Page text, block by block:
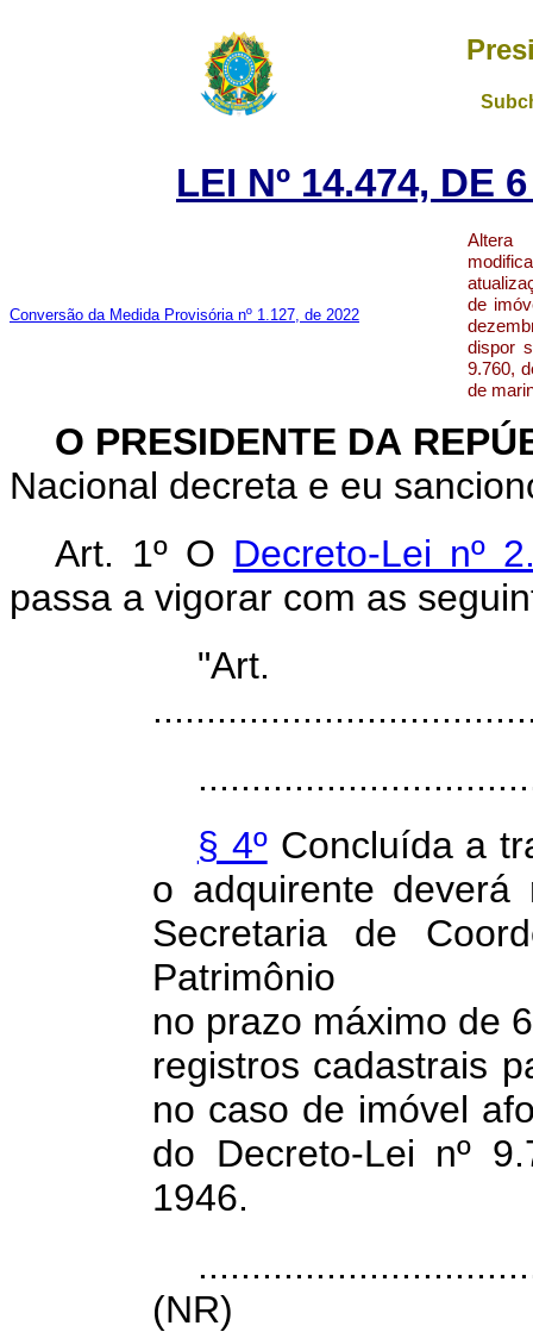
LEI Nº 14.474, DE
Conversão da Medida Provisória nº 1.127, de 2022
de
dispor
9.760,
de
O PRESIDENTE DA
Nacional decreta e eu
Art. 1º O Decreto-Lei nº
passa a vigorar com as
§ 4ºConcluída a
o adquirente
Secretaria de
no prazo máximo de
registros cadastrais
no caso de imóvel
do Decreto-Lei nº
1946.
(NR)